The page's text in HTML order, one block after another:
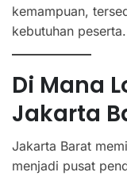
kemampuan,
kebutuhan peserta.
Di Mana
Jakarta
Jakarta Barat
menjadi pusat